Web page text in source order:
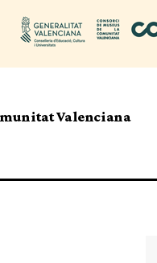
Valenciana